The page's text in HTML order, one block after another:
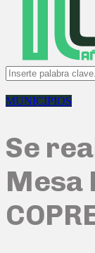
Search
for:
MUNICIPIOS
Se
Mesa